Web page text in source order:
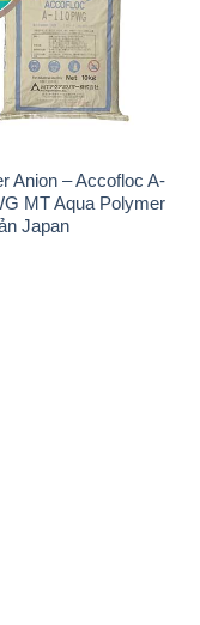
Anion – Accofloc A-
MT Aqua Polymer
Japan